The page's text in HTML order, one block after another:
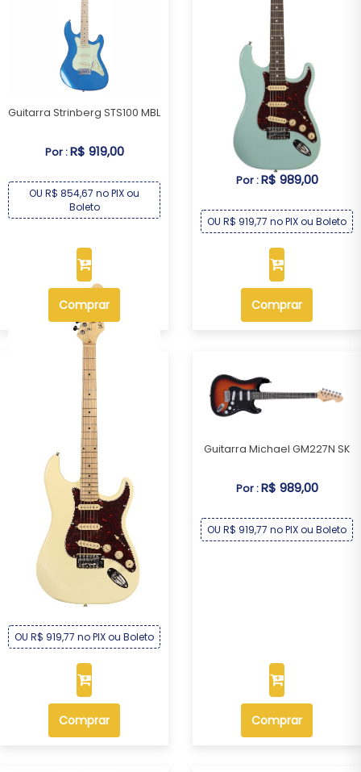
Guitarra Strinberg STS100 MBL
Por :R$ 919,00
OU R$ 854,67 no PIX ou
Boleto
Comprar
Guitarra Michael GM227N AB
Por :R$ 989,00
OU R$ 919,77 no PIX ou Boleto
Comprar
Guitarra Michael GM227N CR
Por :
OU R$ 919,77 no PIX ou Boleto
Comprar
Guitarra Michael GM227N SK
Por :R$ 989,00
OU R$ 919,77 no PIX ou Boleto
Comprar